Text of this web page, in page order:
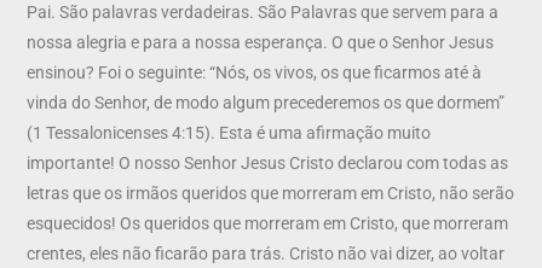
Pai. São palavras verdadeiras. São Palavras que servem para a
nossa alegria e para a nossa esperança. O que o Senhor Jesus
ensinou? Foi o seguinte: “Nós, os vivos, os que ficarmos até à
vinda do Senhor, de modo algum precederemos os que dormem”
(1 Tessalonicenses 4:15). Esta é uma afirmação muito
importante! O nosso Senhor Jesus Cristo declarou com todas as
letras que os irmãos queridos que morreram em Cristo, não serão
esquecidos! Os queridos que morreram em Cristo, que morreram
crentes, eles não ficarão para trás. Cristo não vai dizer, ao voltar